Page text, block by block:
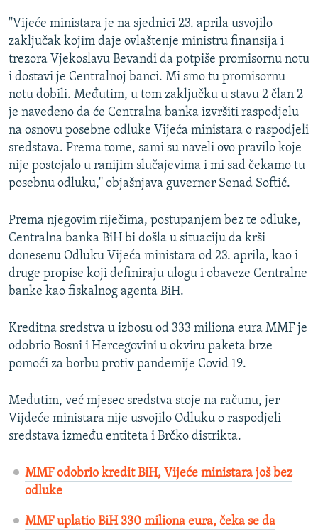
''Vijeće ministara je na sjednici 23. aprila usvojilo
zaključak kojim daje ovlaštenje ministru finansija i
trezora Vjekoslavu Bevandi da potpiše promisornu notu
i dostavi je Centralnoj banci. Mi smo tu promisornu
notu dobili. Međutim, u tom zaključku u stavu 2 član 2
je navedeno da će Centralna banka izvršiti raspodjelu
na osnovu posebne odluke Vijeća ministara o raspodjeli
sredstava. Prema tome, sami su naveli ovo pravilo koje
nije postojalo u ranijim slučajevima i mi sad čekamo tu
posebnu odluku,'' objašnjava guverner Senad Softić.
Prema njegovim riječima, postupanjem bez te odluke,
Centralna banka BiH bi došla u situaciju da krši
donesenu Odluku Vijeća ministara od 23. aprila, kao i
druge propise koji definiraju ulogu i obaveze Centralne
banke kao fiskalnog agenta BiH.
Kreditna sredstva u izbosu od 333 miliona eura MMF je
odobrio Bosni i Hercegovini u okviru paketa brze
pomoći za borbu protiv pandemije Covid 19.
Međutim, već mjesec sredstva stoje na računu, jer
Vijdeće ministara nije usvojilo Odluku o raspodjeli
sredstava između entiteta i Brčko distrikta.
MMF odobrio kredit BiH, Vijeće ministara još bez
odluke
MMF uplatio BiH 330 miliona eura, čeka se da